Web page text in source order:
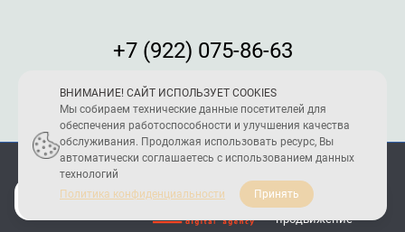
+7 (922) 075-86-63
Мы принимаем к оплате:
ВНИМАНИЕ! САЙТ ИСПОЛЬЗУЕТ COOKIES
Мы собираем технические данные посетителей для
обеспечения работоспособности и улучшения качества
обслуживания. Продолжая использовать ресурс, Вы
автоматически соглашаетесь с использованием данных
технологий
Политика конфиденциальности
Принять
ПОЛИТИКА КОНФИДЕНЦИАЛЬНОСТИ
2005 - 2026 © Reload Team
Создание и
продвижение